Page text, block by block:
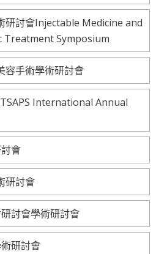
研討會Injectable Medicine and
Symposium
容手術學術研討會
International Annual
會
研討會
討會學術研討會
研討會